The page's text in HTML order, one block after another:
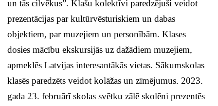
un tās cilvēkus”. Klašu kolektīvi paredzējuši veidot
prezentācijas par kultūrvēsturiskiem un dabas
objektiem, par muzejiem un personībām. Klases
dosies mācību ekskursijās uz dažādiem muzejiem,
apmeklēs Latvijas interesantākās vietas. Sākumskolas
klasēs paredzēts veidot kolāžas un zīmējumus. 2023.
gada 23. februārī skolas svētku zālē skolēni prezentēs